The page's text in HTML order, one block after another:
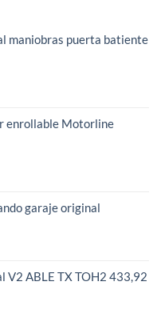
maniobras puerta batiente
enrollable Motorline
garaje original
V2 ABLE TX TOH2 433,92